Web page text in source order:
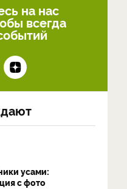
на нас
всегда
усами:
с фото